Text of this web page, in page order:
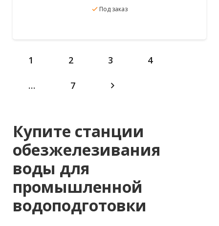
Под заказ
1 2 3 4
… 7
Купите станции
обезжелезивания
воды для
промышленной
водоподготовки